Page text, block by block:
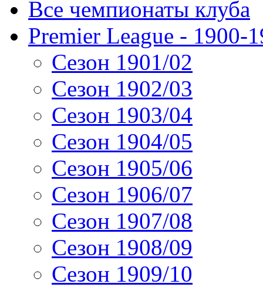
Все чемпионаты клуба
Premier League - 1900-
Сезон 1901/02
Сезон 1902/03
Сезон 1903/04
Сезон 1904/05
Сезон 1905/06
Сезон 1906/07
Сезон 1907/08
Сезон 1908/09
Сезон 1909/10